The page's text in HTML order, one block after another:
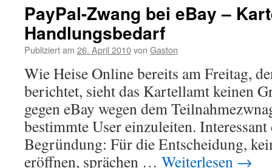
PayPal-Zwang bei eBay –
Handlungsbedarf
Publiziert am 26. April 2010von Gaston
Wie Heise Online bereits am Freitag,
berichtet, sieht das Kartellamt keinen
gegen eBay wegen dem
bestimmte User einzuleiten.
Begründung: Für die Entscheidung,
eröffnen, sprächen … Weiterlesen →